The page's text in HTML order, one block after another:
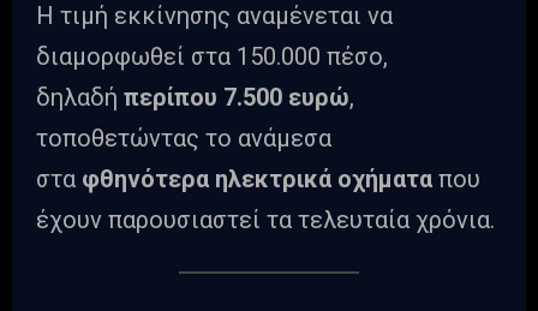
Η τιμή εκκίνησης αναμένεται να
διαμορφωθεί στα 150.000 πέσο,
δηλαδή περίπου 7.500 ευρώ,
τοποθετώντας το ανάμεσα
στα φθηνότερα ηλεκτρικά οχήματα που
έχουν παρουσιαστεί τα τελευταία χρόνια.